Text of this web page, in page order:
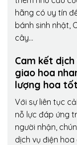
hãng có uy tín
bánh sinh nhật,
cây…
Cam kết
giao hoa
lượng hoa
Với sự liên tục
nỗ lực đáp ứng
người nhận,
dịch vụ điện